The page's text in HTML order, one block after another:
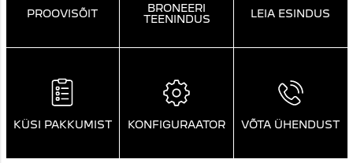
PROOVISÕIT
BRONEERI
TEENINDUS
LEIA ESINDUS
KÜSI PAKKUMIST KONFIGURAATOR VÕTA ÜHENDUST